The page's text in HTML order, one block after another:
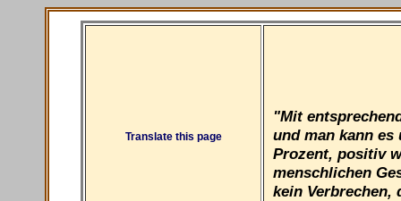
Translate this page
"Mit
und man kann
Prozent, positiv
menschlichen
kein Verbrechen,